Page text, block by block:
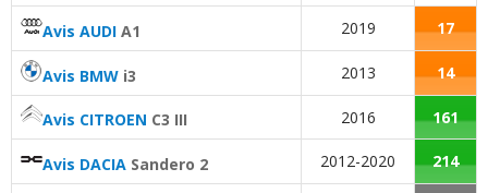
Entretien (coût)
n'aiment pas
Agrément: n'aiment pas
Consommation :25 n'aiment pas
Autonomie:3aiment
Avis AUDI A1 2019 17
Avis BMW i3 2013 14
Avis CITROEN C3 III 2016 161
Avis DACIA Sandero 2 2012-2020 214